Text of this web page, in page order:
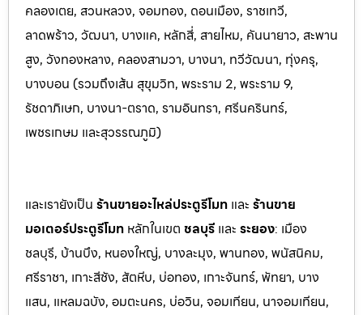
คลองเตย, สวนหลวง, จอมทอง, ดอนเมือง, ราชเทวี,
ลาดพร้าว, วัฒนา, บางแค, หลักสี่, สายไหม, คันนายาว, สะพาน
สูง, วังทองหลาง, คลองสามวา, บางนา, ทวีวัฒนา, ทุ่งครุ,
บางบอน (รวมถึงเส้น สุขุมวิท, พระราม 2, พระราม 9,
รัชดาภิเษก, บางนา-ตราด, รามอินทรา, ศรีนครินทร์,
เพชรเกษม และสุวรรณภูมิ)
และเรายังเป็น ร้านขายอะไหล่ประตูรีโมท และ ร้านขาย
มอเตอร์ประตูรีโมท หลักในเขต ชลบุรี และ ระยอง: เมือง
ชลบุรี, บ้านบึง, หนองใหญ่, บางละมุง, พานทอง, พนัสนิคม,
ศรีราชา, เกาะสีชัง, สัตหีบ, บ่อทอง, เกาะจันทร์, พัทยา, บาง
แสน, แหลมฉบัง, อมตะนคร, บ่อวิน, จอมเทียน, นาจอมเทียน,